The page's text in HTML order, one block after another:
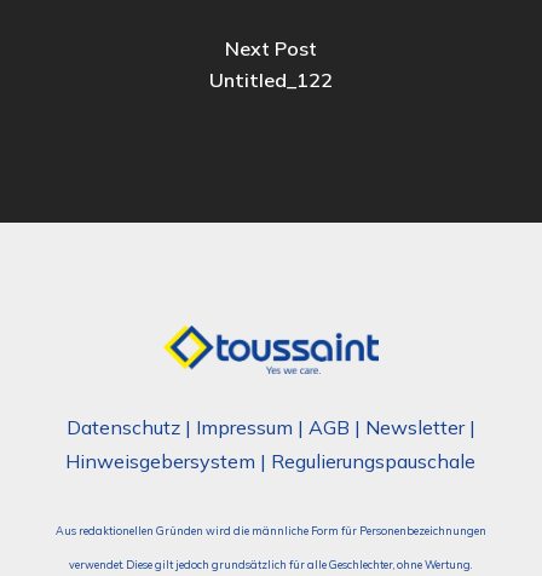
Next Post
Untitled_122
Datenschutz| Impressum | AGB | Newsletter|
Hinweisgebersystem | Regulierungspauschale
Aus redaktionellen Gründen wird die männliche Form für Personenbezeichnungen
verwendet. Diese gilt jedoch grundsätzlich für alle Geschlechter, ohne Wertung.